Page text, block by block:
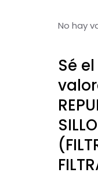
No hay
Sé